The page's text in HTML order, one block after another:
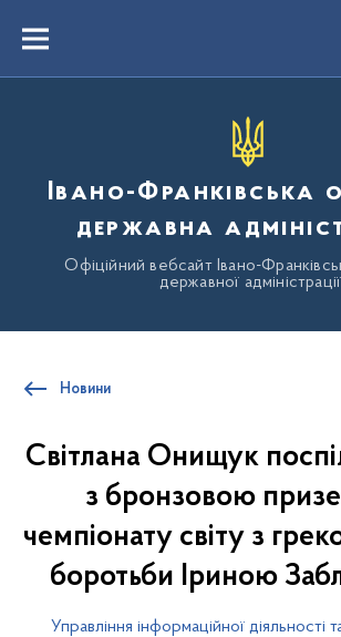
вмістуMenu
Івано-Франківська
державна
Офіційний вебсайт Івано-
державної адміністрації
Новини
Світлана Онищук
з бронзовою
чемпіонату світу з
боротьби Іриною
Управління інформаційної діяльності